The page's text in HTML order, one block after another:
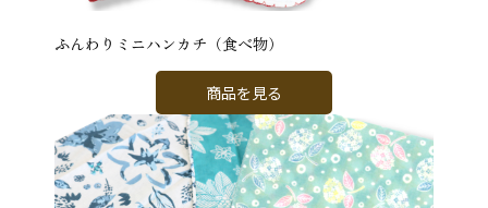
ふんわりミニハンカチ（食べ物）
商品を見る